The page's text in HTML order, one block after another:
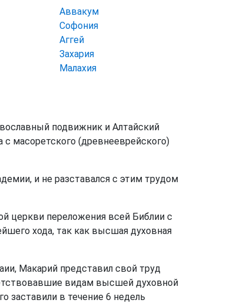
Аввакум
Софония
Аггей
Захария
Малахия
подвижник и Алтайский
масоретского (древнееврейского)
и не разставался с этим трудом
церкви переложения всей Библии с
хода, так как высшая духовная
Макарий представил свой труд
видам высшей духовной
заставили в течение 6 недель